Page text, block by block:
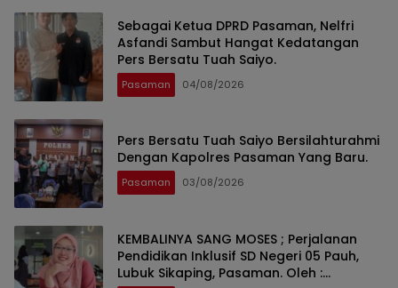
Sebagai Ketua DPRD Pasaman, Nelfri
Asfandi Sambut Hangat Kedatangan
Pers Bersatu Tuah Saiyo.
Pasaman 04/08/2026
Pers Bersatu Tuah Saiyo Bersilahturahmi
Dengan Kapolres Pasaman Yang Baru.
Pasaman 03/08/2026
KEMBALINYA SANG MOSES ; Perjalanan
Pendidikan Inklusif SD Negeri 05 Pauh,
Lubuk Sikaping, Pasaman. Oleh :